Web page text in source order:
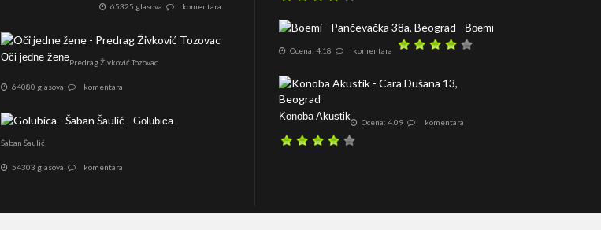
65325 glasova komentara
Oči jedne ženePredrag Živković Tozovac
64080 glasova komentara
Golubica
Šaban Šaulić
54303 glasova komentara
Boemi
Ocena: 4.18 komentara
Konoba Akustik Ocena: 4.09 komentara